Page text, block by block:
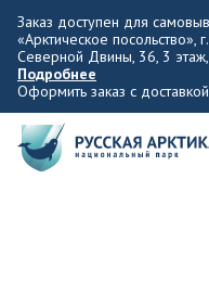
Заказ доступен для
«Арктическое посольство»,
Северной Двины, 36, 3
Подробнее
Оформить заказ с